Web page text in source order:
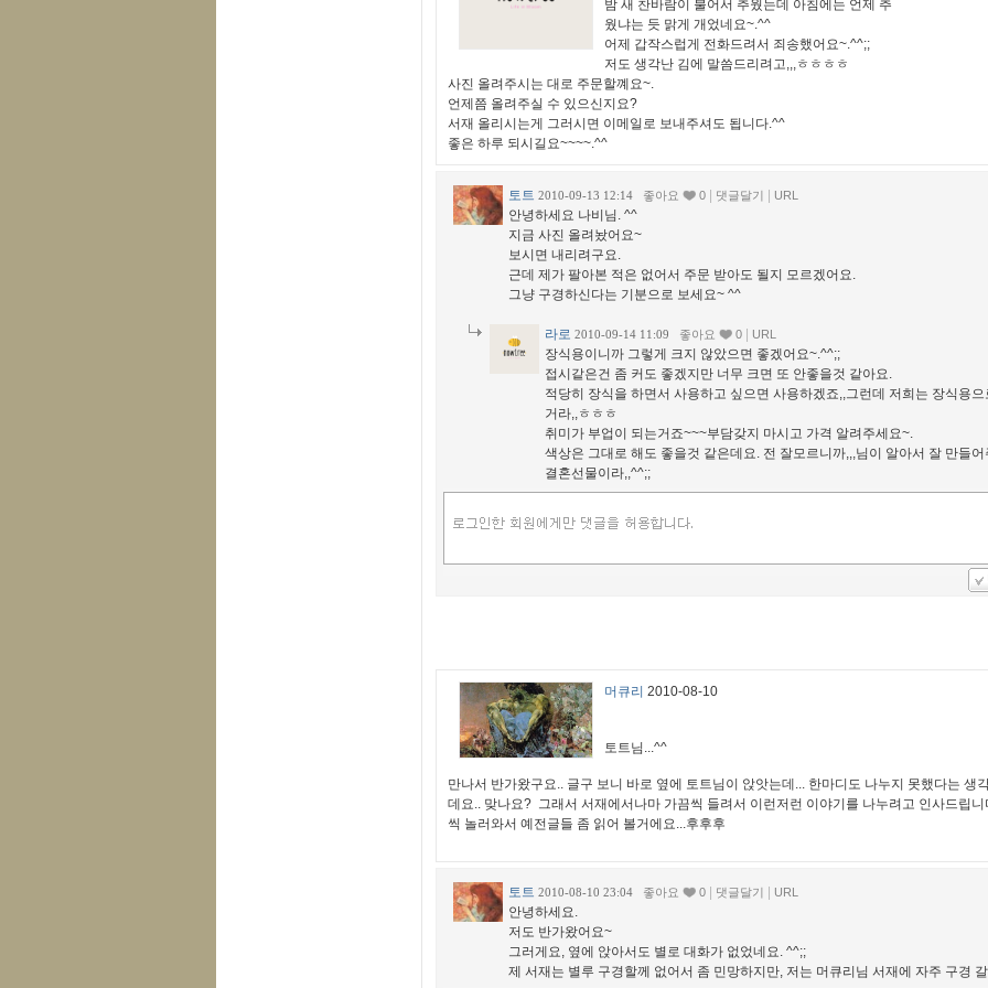
밤 새 찬바람이 불어서 추웠는데 아침에는 언제 추
웠냐는 듯 맑게 개었네요~.^^
어제 갑작스럽게 전화드려서 죄송했어요~.^^;;
저도 생각난 김에 말씀드리려고,,,ㅎㅎㅎㅎ
사진 올려주시는 대로 주문할꼐요~.
언제쯤 올려주실 수 있으신지요?
서재 올리시는게 그러시면 이메일로 보내주셔도 됩니다.^^
좋은 하루 되시길요~~~~.^^
토트 2010-09-13 12:14 좋아요 0 댓글달기 URL
안녕하세요 나비님. ^^
지금 사진 올려놨어요~
보시면 내리려구요.
근데 제가 팔아본 적은 없어서 주문 받아도 될지 모르겠어요.
그냥 구경하신다는 기분으로 보세요~ ^^
라로 2010-09-14 11:09 좋아요 0 URL
장식용이니까 그렇게 크지 않았으면 좋겠어요~.^^;;
접시같은건 좀 커도 좋겠지만 너무 크면 또 안좋을것 같아요.
적당히 장식을 하면서 사용하고 싶으면 사용하겠죠,,그런데 저희는 장식용으
거라,,ㅎㅎㅎ
취미가 부업이 되는거죠~~~부담갖지 마시고 가격 알려주세요~.
색상은 그대로 해도 좋을것 같은데요. 전 잘모르니까,,,님이 알아서 잘 만들
결혼선물이라,,^^;;
머큐리 2010-08-10
토트님...^^
만나서 반가왔구요.. 글구 보니 바로 옆에 토트님이 앉앗는데... 한마디도 나누지 못했다는 생
데요.. 맞나요? 그래서 서재에서나마 가끔씩 들려서 이런저런 이야기를 나누려고 인사드립니
씩 놀러와서 예전글들 좀 읽어 볼거에요...후후후
토트 2010-08-10 23:04 좋아요 0 댓글달기 URL
안녕하세요.
저도 반가왔어요~
그러게요, 옆에 앉아서도 별로 대화가 없었네요. ^^;;
제 서재는 별루 구경할께 없어서 좀 민망하지만, 저는 머큐리님 서재에 자주 구경